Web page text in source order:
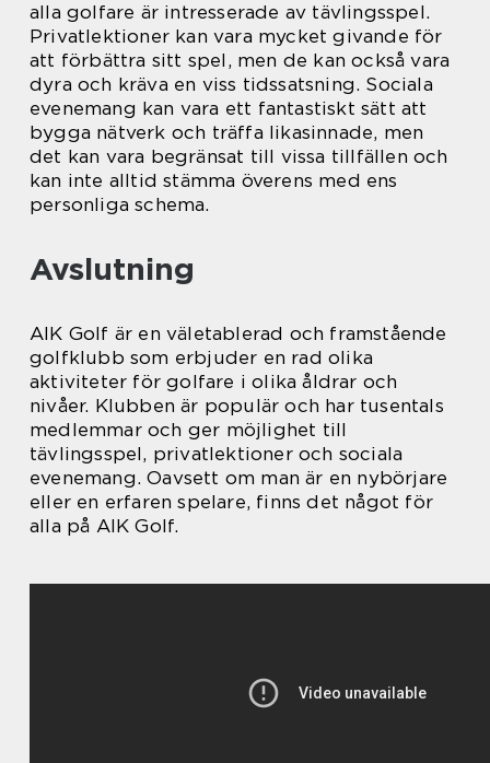
alla golfare är intresserade av tävlingsspel.
Privatlektioner kan vara mycket givande för
att förbättra sitt spel, men de kan också vara
dyra och kräva en viss tidssatsning. Sociala
evenemang kan vara ett fantastiskt sätt att
bygga nätverk och träffa likasinnade, men
det kan vara begränsat till vissa tillfällen och
kan inte alltid stämma överens med ens
personliga schema.
Avslutning
AIK Golf är en väletablerad och framstående
golfklubb som erbjuder en rad olika
aktiviteter för golfare i olika åldrar och
nivåer. Klubben är populär och har tusentals
medlemmar och ger möjlighet till
tävlingsspel, privatlektioner och sociala
evenemang. Oavsett om man är en nybörjare
eller en erfaren spelare, finns det något för
alla på AIK Golf.